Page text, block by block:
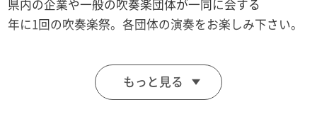
県内の企業や一般の吹奏楽団体が一同に会する
年に1回の吹奏楽祭。各団体の演奏をお楽しみ下さい。
ザ・ウィンド・オーケストラ仙台
もっと見る